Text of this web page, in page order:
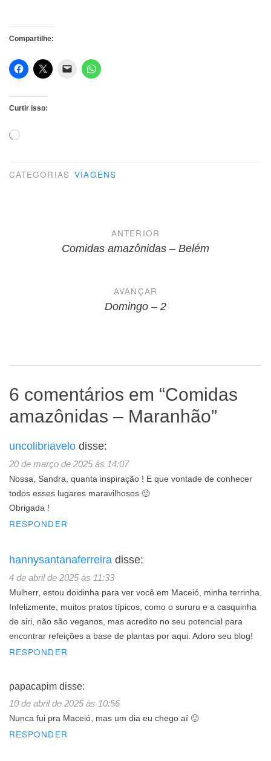
Compartilhe:
Curtir isso:
Carregando...
CATEGORIAS VIAGENS
NavegaçãoANTERIOR
Comidas amazônidas – Belém
AVANÇAR
Domingo – 2
6 comentários em “Comidas
amazônidas – Maranhão”
uncolibriavelo disse:
20 de março de 2025 às 14:07
Nossa, Sandra, quanta inspiração ! E que vontade de conhecer
todos esses lugares maravilhosos 🙂
Obrigada !
RESPONDER
hannysantanaferreira disse:
4 de abril de 2025 às 11:33
Mulherr, estou doidinha para ver você em Maceió, minha terrinha.
Infelizmente, muitos pratos típicos, como o sururu e a casquinha
de siri, não são veganos, mas acredito no seu potencial para
encontrar refeições a base de plantas por aqui. Adoro seu blog!
RESPONDER
papacapim disse:
10 de abril de 2025 às 10:56
Nunca fui pra Maceió, mas um dia eu chego aí 🙂
RESPONDER